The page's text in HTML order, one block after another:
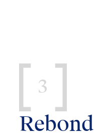
3
Rebond